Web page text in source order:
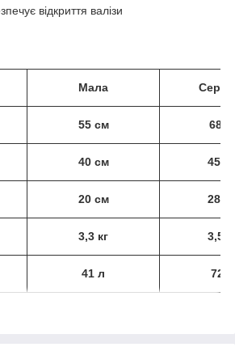
відкриття валізи
Мала
55 см 68
40 см 45
20 см 28
3,3 кг 3,5
41 л 72 л